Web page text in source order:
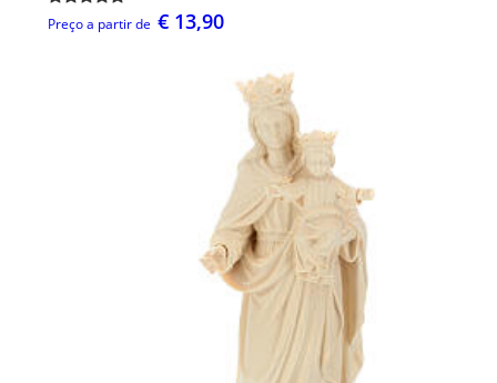
Preço a partir de € 13,90